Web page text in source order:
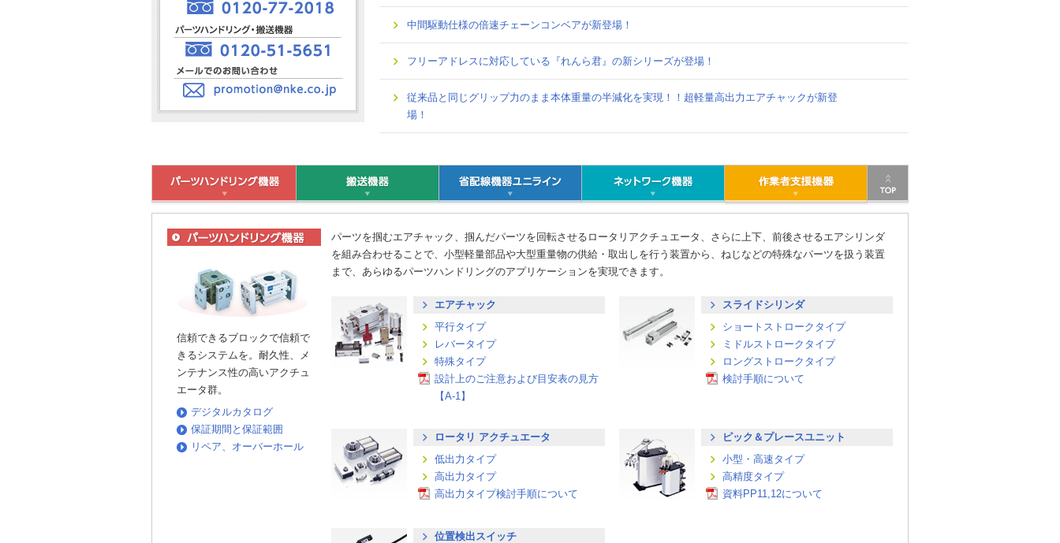
中間駆動仕様の倍速チェーンコンベアが新登場！
フリーアドレスに対応している『れんら君』の新シリーズが登場！
従来品と同じグリップ力のまま本体重量の半減化を実現！！超軽量高出力エアチャックが新登
場！
信頼できるブロックで信頼で
きるシステムを。耐久性、メ
ンテナンス性の高いアクチュ
エータ群。
デジタルカタログ
保証期間と保証範囲
リペア、オーバーホール
パーツを掴むエアチャック、掴んだパーツを回転させるロータリアクチュエータ、さらに上下、前後させるエアシリンダ
を組み合わせることで、小型軽量部品や大型重量物の供給・取出しを行う装置から、ねじなどの特殊なパーツを扱う装置
まで、あらゆるパーツハンドリングのアプリケーションを実現できます。
エアチャック
平行タイプ
レバータイプ
特殊タイプ
設計上のご注意および目安表の見方
【A-1】
スライドシリンダ
ショートストロークタイプ
ミドルストロークタイプ
ロングストロークタイプ
検討手順について
ロータリ アクチュエータ
低出力タイプ
高出力タイプ
高出力タイプ検討手順について
ピック＆プレースユニット
小型・高速タイプ
高精度タイプ
資料PP11,12について
位置検出スイッチ